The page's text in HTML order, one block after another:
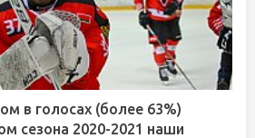
в голосах (более 63%)
сезона 2020-2021 наши